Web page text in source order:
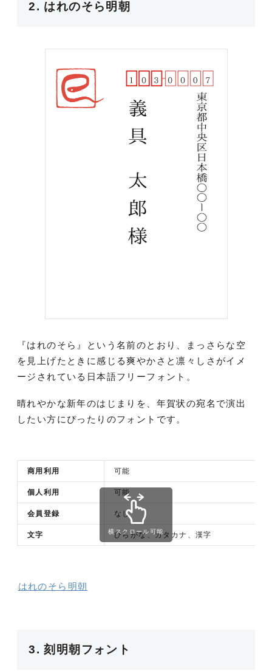
2. はれのそら明朝
『はれのそら』という名前のとおり、まっさらな空
を見上げたときに感じる爽やかさと凛々しさがイメ
ージされている日本語フリーフォント。
晴れやかな新年のはじまりを、年賀状の宛名で演出
したい方にぴったりのフォントです。
商用利用 可能
個人利用 可能
会員登録 なし
文字 ひらがな、カタカナ、漢字
横スクロール可能
はれのそら明朝
3. 刻明朝フォント